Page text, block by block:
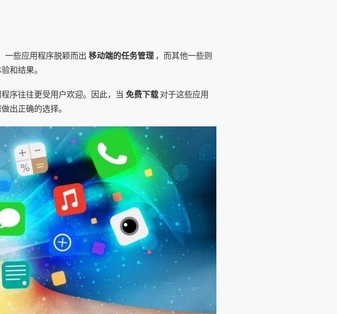
一些应用程序脱颖而出 移动端的任务管理，而其他一些则
和结果。
序往往更受用户欢迎。因此，当 免费下载对于这些应用
出正确的选择。